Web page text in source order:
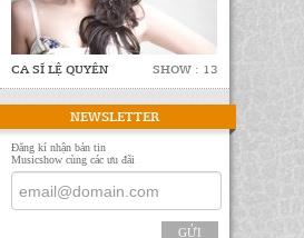
CA SĨ LỆ QUYÊN SHOW : 13
NEWSLETTER
Đăng kí nhận bản tin
Musicshow cùng các ưu đãi
GỬI